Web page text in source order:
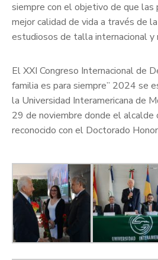
siempre con el objetivo de que las
mejor calidad de vida a través de
estudiosos de talla internacional y
El XXI Congreso Internacional de
familia es para siempre” 2024 se
la Universidad Interamericana de
29 de noviembre donde el alcalde
reconocido con el Doctorado